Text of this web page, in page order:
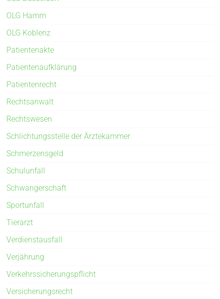
OLG Hamm
OLG Koblenz
Patientenakte
Patientenaufklärung
Patientenrecht
Rechtsanwalt
Rechtswesen
Schlichtungsstelle der Ärztekammer
Schmerzensgeld
Schulunfall
Schwangerschaft
Sportunfall
Tierarzt
Verdienstausfall
Verjährung
Verkehrssicherungspflicht
Versicherungsrecht